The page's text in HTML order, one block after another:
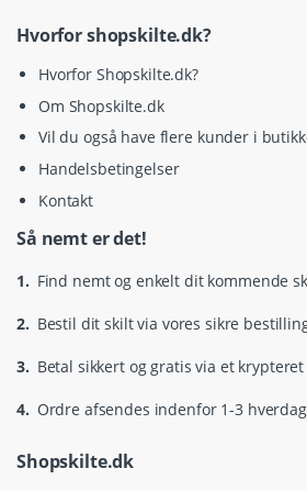
Hvorfor shopskilte.dk?
Hvorfor Shopskilte.dk?
Om Shopskilte.dk
Vil du også have flere kunder i
Handelsbetingelser
Kontakt
Så nemt er det!
1. Find nemt og enkelt dit kommende
2. Bestil dit skilt via vores sikre
3. Betal sikkert og gratis via et
4. Ordre afsendes indenfor 1-3
Shopskilte.dk